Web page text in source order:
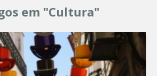
em "Cultura"